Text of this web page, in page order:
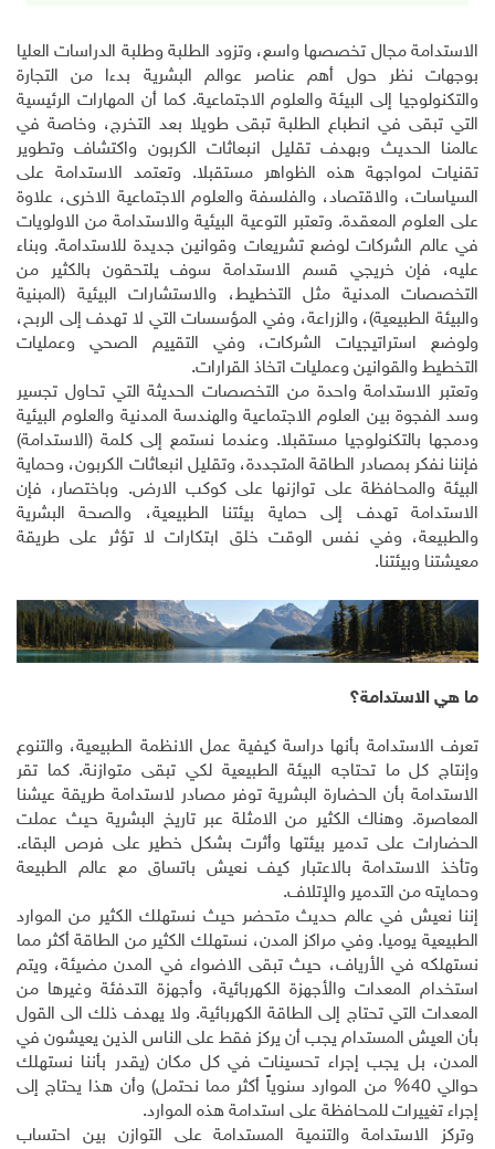
الاستدامة مجال تخصصها واسع، وتزود الطلبة وطلبة الدراسات العليا
بوجهات نظر حول أهم عناصر عوالم البشرية بدءا من التجارة
والتكنولوجيا إلى البيئة والعلوم الاجتماعية. كما أن المهارات الرئيسية
التي تبقى في انطباع الطلبة تبقى طويلا بعد التخرج، وخاصة في
عالمنا الحديث وبهدف تقليل انبعاثات الكربون واكتشاف وتطوير
تقنيات لمواجهة هذه الظواهر مستقبلا. وتعتمد الاستدامة على
السياسات، والاقتصاد، والفلسفة والعلوم الاجتماعية الاخرى، علاوة
على العلوم المعقدة. وتعتبر التوعية البيئية والاستدامة من الاولويات
في عالم الشركات لوضع تشريعات وقوانين جديدة للاستدامة. وبناء
عليه، فإن خريجي قسم الاستدامة سوف يلتحقون بالكثير من
التخصصات المدنية مثل التخطيط، والاستشارات البيئية (المبنية
والبيئة الطبيعية)، والزراعة، وفي المؤسسات التي لا تهدف إلى الربح،
ولوضع استراتيجيات الشركات، وفي التقييم الصحي وعمليات
التخطيط والقوانين وعمليات اتخاذ القرارات.
وتعتبر الاستدامة واحدة من التخصصات الحديثة التي تحاول تجسير
وسد الفجوة بين العلوم الاجتماعية والهندسة المدنية والعلوم البيئية
ودمجها بالتكنولوجيا مستقبلا. وعندما نستمع إلى كلمة (الاستدامة)
فإننا نفكر بمصادر الطاقة المتجددة، وتقليل انبعاثات الكربون، وحماية
البيئة والمحافظة على توازنها على كوكب الارض. وباختصار، فإن
الاستدامة تهدف إلى حماية بيئتنا الطبيعية، والصحة البشرية
والطبيعة، وفي نفس الوقت خلق ابتكارات لا تؤثر على طريقة
معيشتنا وبيئتنا.
ما هي الاستدامة؟
تعرف الاستدامة بأنها دراسة كيفية عمل الانظمة الطبيعية، والتنوع
وإنتاج كل ما تحتاجه البيئة الطبيعية لكي تبقى متوازنة. كما تقر
الاستدامة بأن الحضارة البشرية توفر مصادر لاستدامة طريقة عيشنا
المعاصرة. وهناك الكثير من الامثلة عبر تاريخ البشرية حيث عملت
الحضارات على تدمير بيئتها وأثرت بشكل خطير على فرص البقاء.
وتأخذ الاستدامة بالاعتبار كيف نعيش باتساق مع عالم الطبيعة
وحمايته من التدمير والإتلاف.
إننا نعيش في عالم حديث متحضر حيث نستهلك الكثير من الموارد
الطبيعية يوميا. وفي مراكز المدن، نستهلك الكثير من الطاقة أكثر مما
نستهلكه في الأرياف، حيث تبقى الاضواء في المدن مضيئة، ويتم
استخدام المعدات والأجهزة الكهربائية، وأجهزة التدفئة وغيرها من
المعدات التي تحتاج إلى الطاقة الكهربائية. ولا يهدف ذلك الى القول
بأن العيش المستدام يجب أن يركز فقط على الناس الذين يعيشون في
المدن، بل يجب إجراء تحسينات في كل مكان (يقدر بأننا نستهلك
حوالي 40% من الموارد سنوياً أكثر مما نحتمل) وأن هذا يحتاج إلى
إجراء تغييرات للمحافظة على استدامة هذه الموارد.
وتركز الاستدامة والتنمية المستدامة على التوازن بين احتساب